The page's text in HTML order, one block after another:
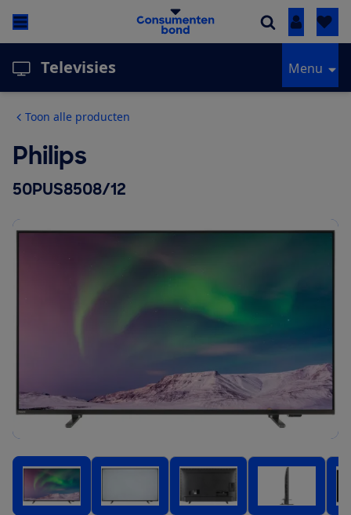
Inloggen
Televisies Menu
Toon alle producten
Philips
50PUS8508/12